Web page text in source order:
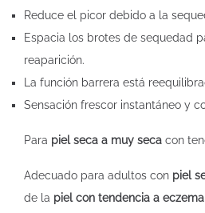
Reduce el picor debido a la
Espacia los brotes de sequedad
reaparición.
La función barrera está
Sensación frescor instantáneo y
Para piel seca a muy seca con
Adecuado para adultos con piel
de la piel con tendencia a